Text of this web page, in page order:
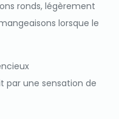
ronds, légèrement
lorsque le
par une sensation de